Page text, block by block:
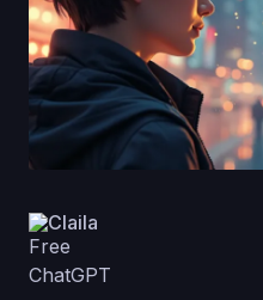
Claila